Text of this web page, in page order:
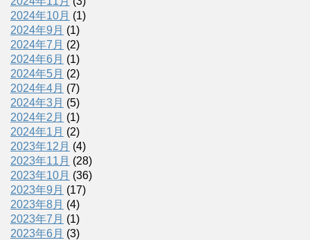
2024年10月 (1)
2024年9月 (1)
2024年7月 (2)
2024年6月 (1)
2024年5月 (2)
2024年4月 (7)
2024年3月 (5)
2024年2月 (1)
2024年1月 (2)
2023年12月 (4)
2023年11月 (28)
2023年10月 (36)
2023年9月 (17)
2023年8月 (4)
2023年7月 (1)
2023年6月 (3)